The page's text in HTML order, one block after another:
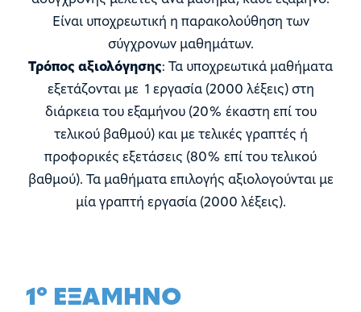
Είναι υποχρεωτική η παρακολούθηση των
σύγχρονων μαθημάτων.
Τρόπος αξιολόγησης: Τα υποχρεωτικά μαθήματα
εξετάζονται με 1 εργασία (2000 λέξεις) στη
διάρκεια του εξαμήνου (20% έκαστη επί του
τελικού βαθμού) και με τελικές γραπτές ή
προφορικές εξετάσεις (80% επί του τελικού
βαθμού). Τα μαθήματα επιλογής αξιολογούνται με
μία γραπτή εργασία (2000 λέξεις).
1ο ΕΞΑΜΗΝΟ